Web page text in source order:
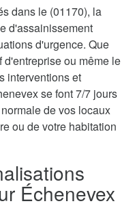
dans le (01170), la
d'assainissement
d'urgence. Que
ou même le
interventions et
se font 7/7 jours
de vos locaux
ou de votre habitation
Échenevex